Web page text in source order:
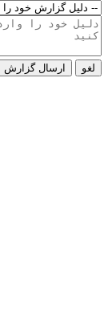
لغو ارسال گزارش